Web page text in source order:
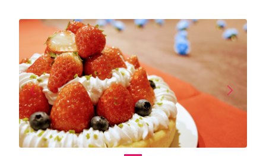
arrow_back_iosPrevious arrow_forward_iosNext